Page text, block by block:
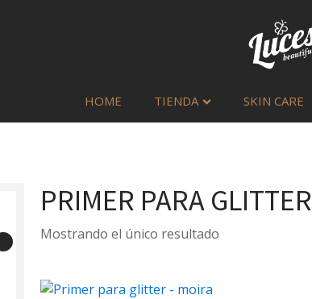
HOME TIENDA SKIN CARE
PRIMER PARA GLITTER
Mostrando el único resultado